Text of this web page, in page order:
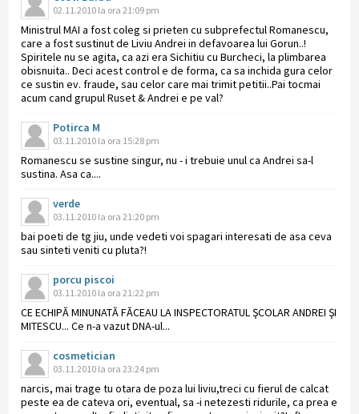
02.11.2010 la ora 21:09 pm
Ministrul MAI a fost coleg si prieten cu subprefectul Romanescu,
care a fost sustinut de Liviu Andrei in defavoarea lui Gorun..!
Spiritele nu se agita, ca azi era Sichitiu cu Burcheci, la plimbarea
obisnuita.. Deci acest control e de forma, ca sa inchida gura celor
ce sustin ev. fraude, sau celor care mai trimit petitii..Pai tocmai
acum cand grupul Ruset & Andrei e pe val?
Potirca M
03.11.2010 la ora 15:28 pm
Romanescu se sustine singur, nu - i trebuie unul ca Andrei sa-l
sustina. Asa ca....
verde
03.11.2010 la ora 21:20 pm
bai poeti de tg jiu, unde vedeti voi spagari interesati de asa ceva
sau sinteti veniti cu pluta?!
porcu piscoi
03.11.2010 la ora 21:22 pm
CE ECHIPĂ MINUNATĂ FĂCEAU LA INSPECTORATUL ŞCOLAR ANDREI ŞI
MITESCU... Ce n-a vazut DNA-ul...
cosmetician
03.11.2010 la ora 23:24 pm
narcis, mai trage tu otara de poza lui liviu,treci cu fierul de calcat
peste ea de cateva ori, eventual, sa -i netezesti ridurile, ca prea e